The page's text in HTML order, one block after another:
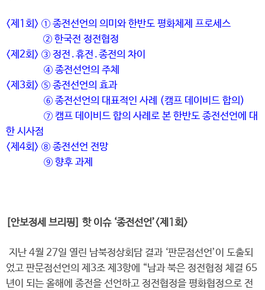
<제1회> ① 종전선언의 의미와 한반도 평화체제 프로세스
② 한국전 정전협정
<제2회> ③ 정전․휴전․종전의 차이
④ 종전선언의 주체
<제3회> ⑤ 종전선언의 효과
⑥ 종전선언의 대표적인 사례 (캠프 데이비드 합의)
⑦ 캠프 데이비드 합의 사례로 본 한반도 종전선언에 대
한 시사점
<제4회> ⑧ 종전선언 전망
⑨ 향후 과제
[안보정세 브리핑] 핫 이슈 ‘종전선언’<제1회>
지난 4월 27일 열린 남북정상회담 결과 ‘판문점선언’이 도출되
었고 판문점선언의 제3조 제3항에 “남과 북은 정전협정 체결 65
년이 되는 올해에 종전을 선언하고 정전협정을 평화협정으로 전